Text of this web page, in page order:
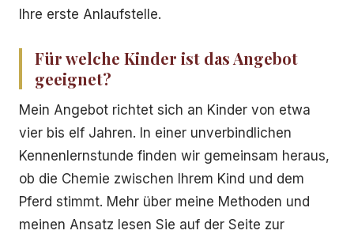
Ihre erste Anlaufstelle.
Für welche Kinder ist das Angebot
geeignet?
Mein Angebot richtet sich an Kinder von etwa
vier bis elf Jahren. In einer unverbindlichen
Kennenlernstunde finden wir gemeinsam heraus,
ob die Chemie zwischen Ihrem Kind und dem
Pferd stimmt. Mehr über meine Methoden und
meinen Ansatz lesen Sie auf der Seite zur